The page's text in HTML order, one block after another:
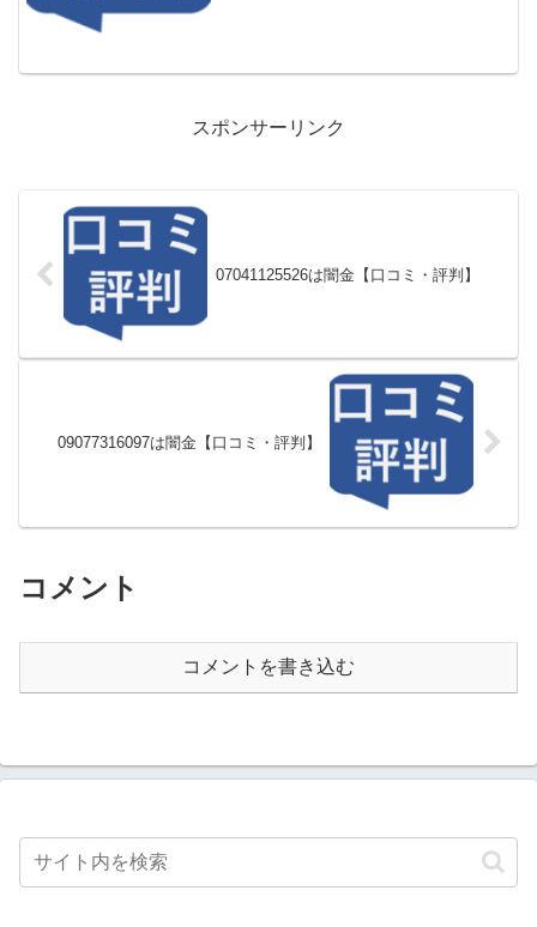
スポンサーリンク
07041125526は闇金【口コミ・評判】
09077316097は闇金【口コミ・評判】
コメント
コメントを書き込む